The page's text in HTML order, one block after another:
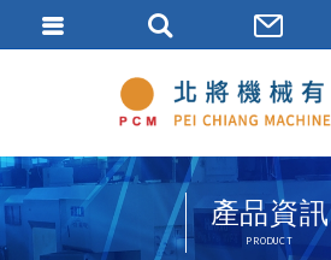
產品資訊
PRODUCT